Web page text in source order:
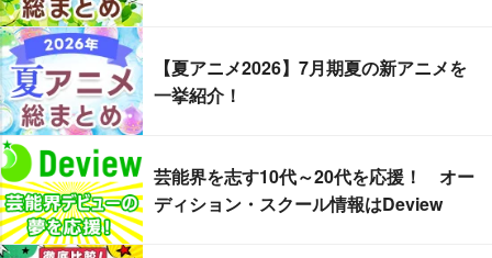
【夏アニメ2026】7月期夏の新アニメを
一挙紹介！
芸能界を志す10代～20代を応援！ オー
ディション・スクール情報はDeview